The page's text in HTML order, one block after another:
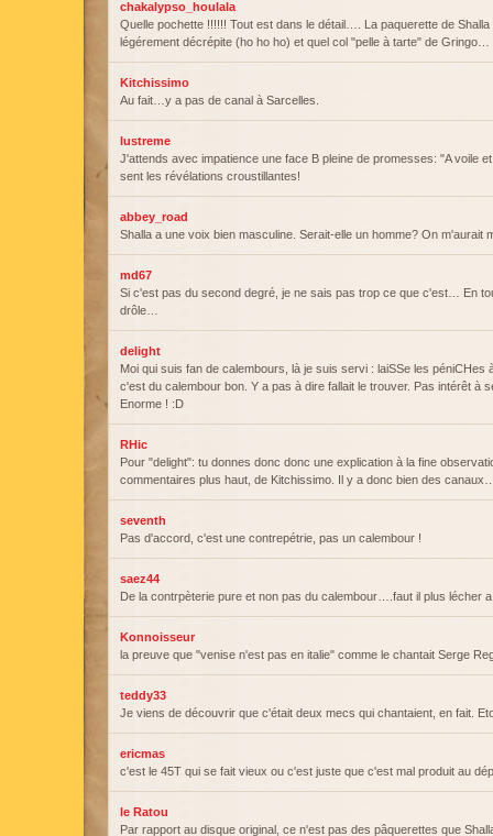
chakalypso_houlala
Quelle pochette !!!!!! Tout est dans le détail…. La paquerette de Shalla
légérement décrépite (ho ho ho) et quel col "pelle à tarte" de
Kitchissimo
Au fait…y a pas de canal à Sarcelles.
lustreme
J'attends avec impatience une face B pleine de promesses: "A voile
sent les révélations croustillantes!
abbey_road
Shalla a une voix bien masculine. Serait-elle un homme? On m'aurait
md67
Si c'est pas du second degré, je ne sais pas trop ce que c'est… En
drôle…
delight
Moi qui suis fan de calembours, là je suis servi : laiSSe les péniCHes
c'est du calembour bon. Y a pas à dire fallait le trouver. Pas intérêt à
Enorme ! :D
RHic
Pour "delight": tu donnes donc donc une explication à la fine
commentaires plus haut, de Kitchissimo. Il y a donc bien des
seventh
Pas d'accord, c'est une contrepétrie, pas un calembour !
saez44
De la contrpèterie pure et non pas du calembour….faut il plus lécher
Konnoisseur
la preuve que "venise n'est pas en italie" comme le chantait Serge
teddy33
Je viens de découvrir que c'était deux mecs qui chantaient, en fait.
ericmas
c'est le 45T qui se fait vieux ou c'est juste que c'est mal produit au
le Ratou
Par rapport au disque original, ce n'est pas des pâquerettes que